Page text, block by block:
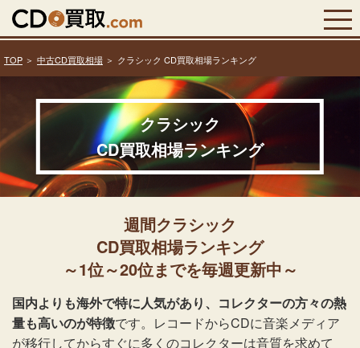
TOP 中古CD買取相場 クラシック CD買取相場ランキング
クラシック
CD買取相場ランキング
週間クラシック
CD買取相場ランキング
～1位～20位までを毎週更新中～
国内よりも海外で特に人気があり、コレクターの方々の熱
量も高いのが特徴です。レコードからCDに音楽メディア
が移行してからすぐに多くのコレクターは音質を求めて